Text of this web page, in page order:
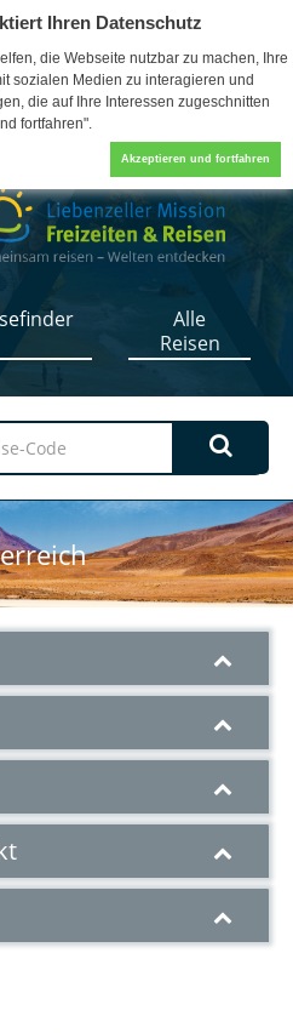
Ihren Datenschutz
die Webseite nutzbar zu machen, Ihre
sozialen Medien zu interagieren und
die auf Ihre Interessen zugeschnitten
fortfahren".
Akzeptieren und fortfahren
0
Alle
Reisen